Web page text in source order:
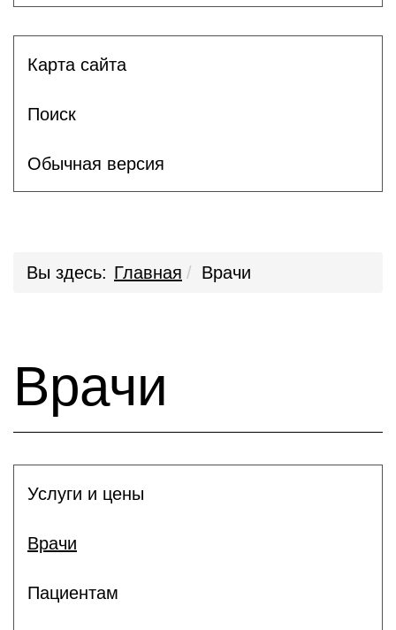
Карта сайта
Поиск
Обычная версия
Вы здесь: Главная Врачи
Врачи
Услуги и цены
Врачи
Пациентам